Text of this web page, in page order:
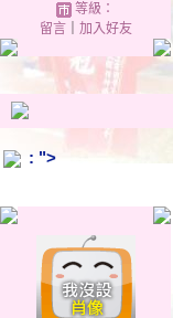
等級：
留言｜ 加入好友
: ">